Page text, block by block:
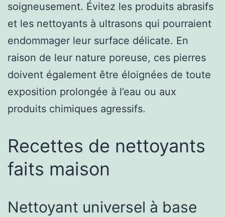
soigneusement. Évitez les produits abrasifs
et les nettoyants à ultrasons qui pourraient
endommager leur surface délicate. En
raison de leur nature poreuse, ces pierres
doivent également être éloignées de toute
exposition prolongée à l’eau ou aux
produits chimiques agressifs.
Recettes de nettoyants
faits maison
Nettoyant universel à base